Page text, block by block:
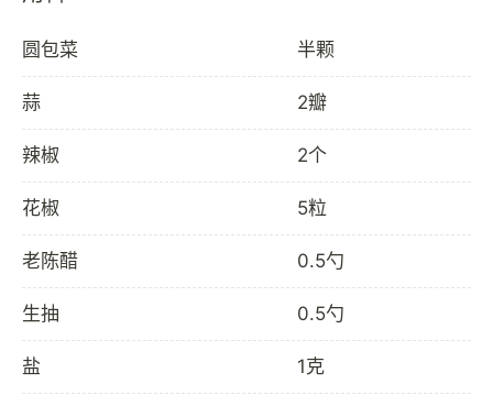
圆包菜 半颗
蒜 2瓣
辣椒 2个
花椒 5粒
老陈醋 0.5勺
生抽 0.5勺
盐 1克